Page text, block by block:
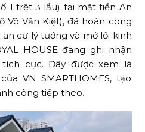
1 trệt 3 lầu) tại mặt tiền An
Võ Văn Kiệt), đã hoàn công
an cư lý tưởng và mở lối kinh
HOUSE đang ghi nhận
cực. Đây được xem là
VN SMARTHOMES, tạo
công tiếp theo.